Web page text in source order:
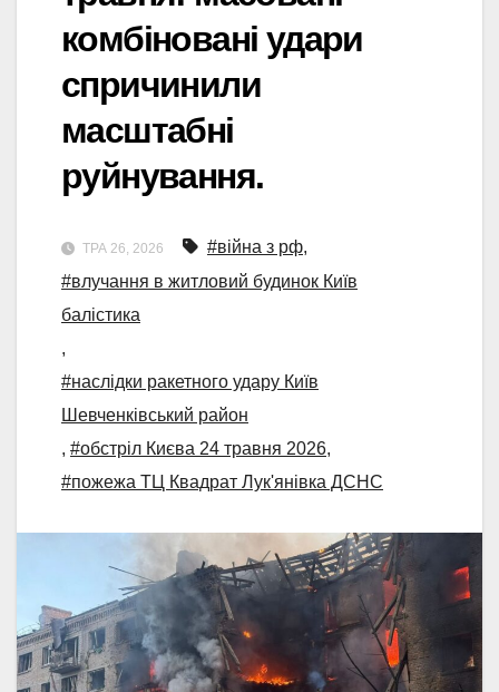
комбіновані удари
спричинили
масштабні
руйнування.
ТРА 26, 2026 #війна з рф,
#влучання в житловий будинок Київ
балістика
,
#наслідки ракетного удару Київ
Шевченківський район
, #обстріл Києва 24 травня 2026,
#пожежа ТЦ Квадрат Лук'янівка ДСНС